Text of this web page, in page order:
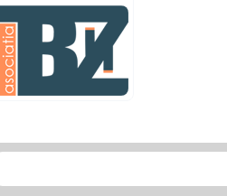
agresiva, orice
greseala era taxata cu
o palma sau pedepse.
De 4 ani am o relatie
serioasa cu un barbat
sa se manifeste o